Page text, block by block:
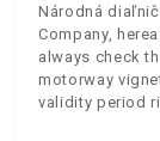
Národná
Company,
always check
motorway
validity period